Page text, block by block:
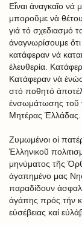
Εἶναι ἀναγκαῖο νά
μποροῦμε νὰ
γιά τό σχεδιασμό
ἀναγνωρίσουμε
κατάφεραν νά
ἐλευθερία.
Κατάφεραν νὰ
στό ποθητό
ἐνσωμάτωσης τοῦ
Μητέρας Ἑλλάδας.
Ζυμωμένοι οἱ
Ἑλληνικοῦ
μηνύματος τῆς
ἀγαπημένο μας
παραδίδουν
ἀγάπης πρός τήν
εὐσέβειας καί